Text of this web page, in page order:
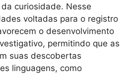
curiosidade. Nesse
voltadas para o registro
o desenvolvimento
permitindo que as
suas descobertas
linguagens, como